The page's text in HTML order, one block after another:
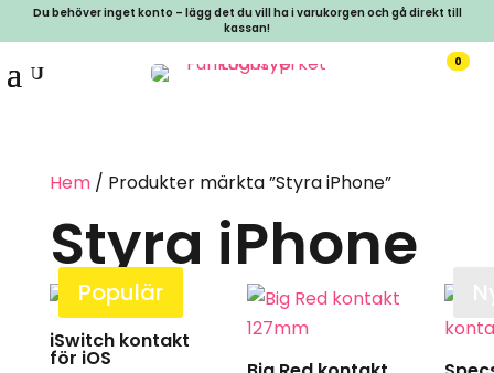
Du behöver inget konto – lägg det du vill ha i varukorgen och gå direkt till
kassan!
0
Hem/ Produkter märkta ”Styra iPhone”
Styra iPhone
Populär
iSwitch kontakt
för iOS